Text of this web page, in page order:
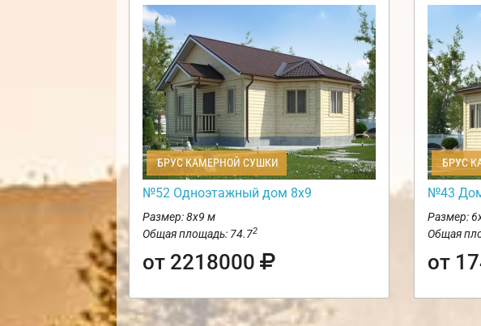
БРУС КАМЕРНОЙ СУШКИ
№52 Одноэтажный дом 8х9
Размер: 8х9 м
Общая площадь: 74.72
от 2218000
БРУС
№43
Размер:
Общая
от